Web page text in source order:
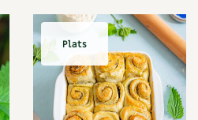
Plats